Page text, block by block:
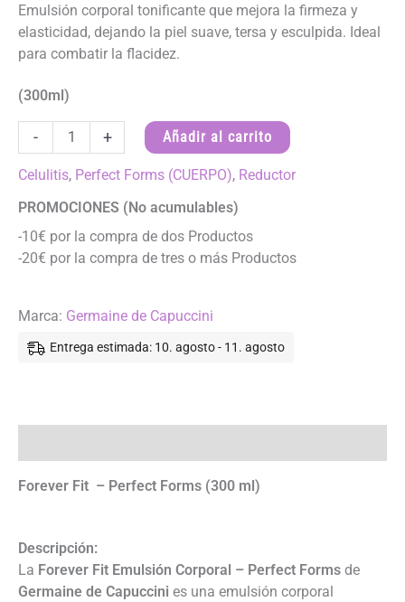
Emulsión corporal tonificante que mejora la firmeza y
elasticidad, dejando la piel suave, tersa y esculpida. Ideal
para combatir la flacidez.
(300ml)
-
FOREVER
FIT
-
Forms
cantidad
+ Añadir al carrito
Celulitis, Perfect Forms (CUERPO), Reductor
PROMOCIONES (No acumulables)
-10€ por la compra de dos Productos
-20€ por la compra de tres o más Productos
Marca: Germaine de Capuccini
Entrega estimada: 10. agosto - 11. agosto
Forever Fit – Perfect Forms (300 ml)
Descripción:
La Forever Fit Emulsión Corporal – Perfect Forms de
Germaine de Capuccini es una emulsión corporal